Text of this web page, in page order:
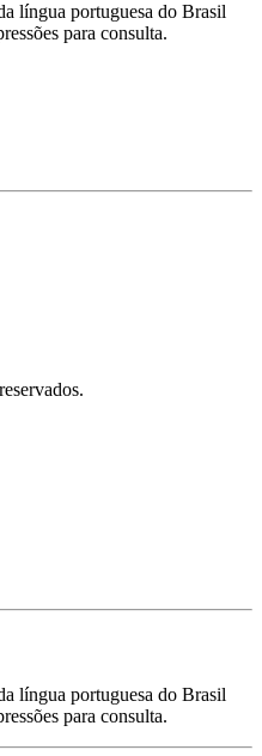
língua portuguesa do Brasil
para consulta.
língua portuguesa do Brasil
para consulta.